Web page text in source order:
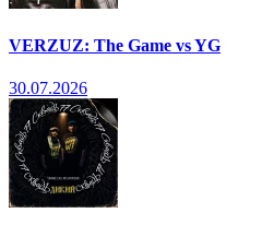
VERZUZ: The Game vs YG
30.07.2026